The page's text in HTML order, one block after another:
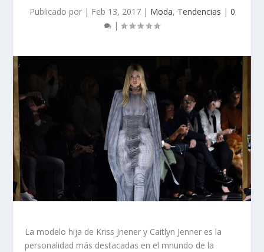
Publicado por | Feb 13, 2017| Moda, Tendencias | 0
|
La modelo hija de Kriss Jnener y Caitlyn Jenner es la
personalidad más destacadas en el mnundo de la